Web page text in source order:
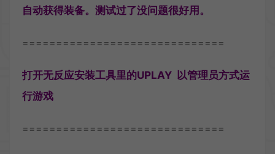
自动获得装备。测试过了没问题很好用。
==============================
打开无反应安装工具里的UPLAY 以管理员方式运
行游戏
==============================